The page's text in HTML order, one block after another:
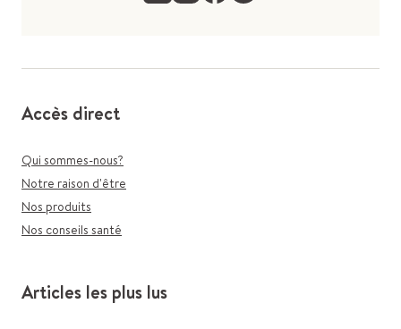
Accès direct
Qui sommes-nous?
Notre raison d'être
Nos produits
Nos conseils santé
Articles les plus lus